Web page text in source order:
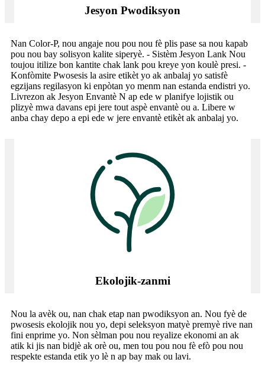
Jesyon Pwodiksyon
Nan Color-P, nou angaje nou pou nou fè plis pase sa nou kapab
pou nou bay solisyon kalite siperyè. - Sistèm Jesyon Lank Nou
toujou itilize bon kantite chak lank pou kreye yon koulè presi. -
Konfòmite Pwosesis la asire etikèt yo ak anbalaj yo satisfè
egzijans regilasyon ki enpòtan yo menm nan estanda endistri yo.
Livrezon ak Jesyon Envantè N ap ede w planifye lojistik ou
plizyè mwa davans epi jere tout aspè envantè ou a. Libere w
anba chay depo a epi ede w jere envantè etikèt ak anbalaj yo.
Ekolojik-zanmi
Nou la avèk ou, nan chak etap nan pwodiksyon an. Nou fyè de
pwosesis ekolojik nou yo, depi seleksyon matyè premyè rive nan
fini enprime yo. Non sèlman pou nou reyalize ekonomi an ak
atik ki jis nan bidjè ak orè ou, men tou pou nou fè efò pou nou
respekte estanda etik yo lè n ap bay mak ou lavi.